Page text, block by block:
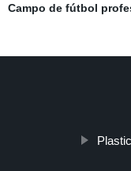
Campo de fútbol